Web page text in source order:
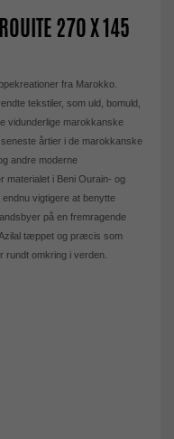
270 X 145
fra Marokko.
tekstiler, som uld, bomuld,
vidunderlige marokkanske
årtier i de marokkanske
andre moderne
materialet i Beni Ourain- og
vigtigere at benytte
på en fremragende
tæppet og præcis som
omkring i verden.